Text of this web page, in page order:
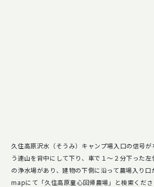
久住高原沢水（そうみ）キャンプ場入口の信号が
う連山を背中にして下り、車で１～２分下った左
の浄水場があり、建物の下側に沿って農場入り
mapにて「久住高原童心回帰農場」と検索くださ